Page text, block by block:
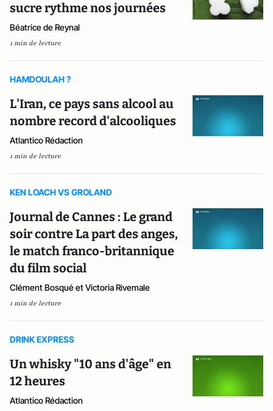
sucre rythme nos journées
Béatrice de Reynal
1 min de lecture
HAMDOULAH ?
L'Iran, ce pays sans alcool au
nombre record d'alcooliques
Atlantico Rédaction
1 min de lecture
KEN LOACH VS GROLAND
Journal de Cannes : Le grand
soir contre La part des anges,
le match franco-britannique
du film social
Clément Bosqué et Victoria Rivemale
1 min de lecture
DRINK EXPRESS
Un whisky "10 ans d'âge" en
12 heures
Atlantico Rédaction